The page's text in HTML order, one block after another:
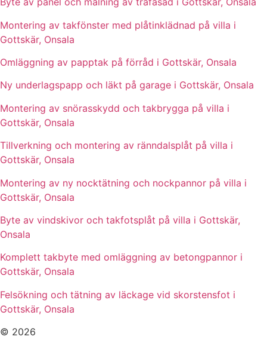
Montering av takfönster med plåtinklädnad på villa i
Gottskär, Onsala
Omläggning av papptak på förråd i Gottskär, Onsala
Ny underlagspapp och läkt på garage i Gottskär, Onsala
Montering av snörasskydd och takbrygga på villa i
Gottskär, Onsala
Tillverkning och montering av ränndalsplåt på villa i
Gottskär, Onsala
Montering av ny nocktätning och nockpannor på villa i
Gottskär, Onsala
Byte av vindskivor och takfotsplåt på villa i Gottskär,
Onsala
Komplett takbyte med omläggning av betongpannor i
Gottskär, Onsala
Felsökning och tätning av läckage vid skorstensfot i
Gottskär, Onsala
© 2026